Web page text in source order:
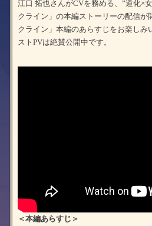
江口 拓也さんがCVを務める、”道化×
クライン」の本編ストーリーの配信が
クライン」本編のあらすじをお楽しみ
ストPVは絶賛公開中です。
＜本編あらすじ＞